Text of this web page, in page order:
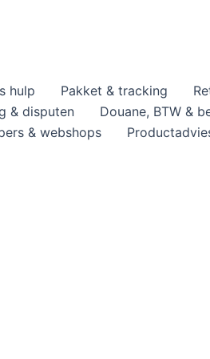
hulp Pakket & tracking
& disputen
Douane, BTW &
& webshops